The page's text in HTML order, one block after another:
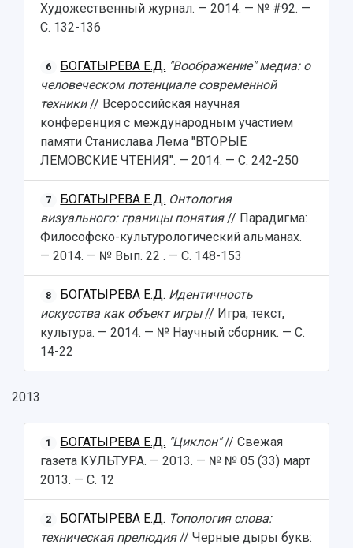
Художественный журнал. — 2014. — № #92. —
С. 132-136
6 БОГАТЫРЕВА Е.Д. "Воображение" медиа: о
человеческом потенциале современной
техники// Всероссийская научная
конференция с международным участием
памяти Станислава Лема "ВТОРЫЕ
ЛЕМОВСКИЕ ЧТЕНИЯ". — 2014. — С. 242-250
7 БОГАТЫРЕВА Е.Д. Онтология
визуального: границы понятия// Парадигма:
Философско-культурологический альманах.
— 2014. — № Вып. 22 . — С. 148-153
8 БОГАТЫРЕВА Е.Д. Идентичность
искусства как объект игры// Игра, текст,
культура. — 2014. — № Научный сборник. — С.
14-22
2013
1 БОГАТЫРЕВА Е.Д. "Циклон"// Свежая
газета КУЛЬТУРА. — 2013. — № № 05 (33) март
2013. — С. 12
2 БОГАТЫРЕВА Е.Д. Топология слова:
техническая прелюдия// Черные дыры букв: